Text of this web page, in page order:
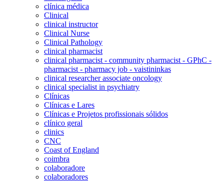
clínica médica
Clinical
clinical instructor
Clinical Nurse
Clinical Pathology
clinical pharmacist
clinical pharmacist - community pharmacist - GPhC -
pharmacist - pharmacy job - vaistininkas
clinical researcher associate oncology
clinical specialist in psychiatry
Clínicas
Clínicas e Lares
Clínicas e Projetos profissionais sólidos
clínico geral
clinics
CNC
Coast of England
coimbra
colaboradore
colaboradores